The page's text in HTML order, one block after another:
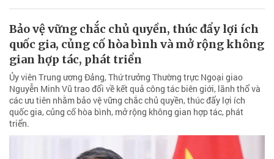
Bảo vệ vững chắc chủ quyền, thúc đẩy lợi ích
quốc gia, củng cố hòa bình và mở rộng không
gian hợp tác, phát triển
Ủy viên Trung ương Đảng, Thứ trưởng Thường trực Ngoại giao
Nguyễn Minh Vũ trao đổi về kết quả công tác biên giới, lãnh thổ và
các ưu tiên nhằm bảo vệ vững chắc chủ quyền, thúc đẩy lợi ích
quốc gia, củng cố hòa bình, mở rộng không gian hợp tác, phát
triển.